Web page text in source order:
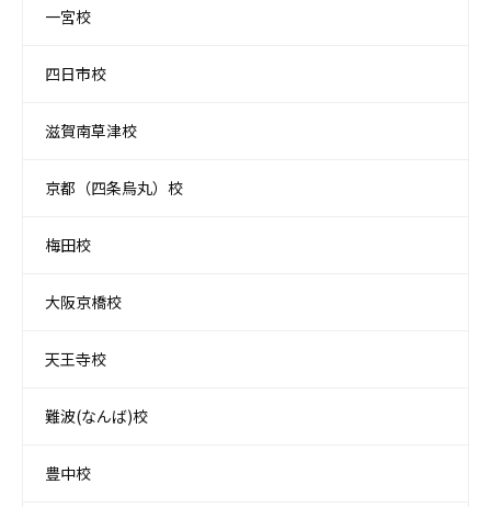
一宮校
四日市校
滋賀南草津校
京都（四条烏丸）校
梅田校
大阪京橋校
天王寺校
難波(なんば)校
豊中校